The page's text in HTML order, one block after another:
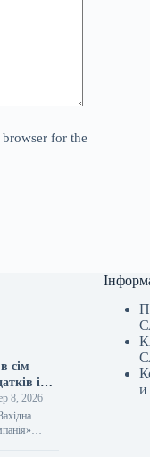
for the
сім
і
—
8, 2026
и